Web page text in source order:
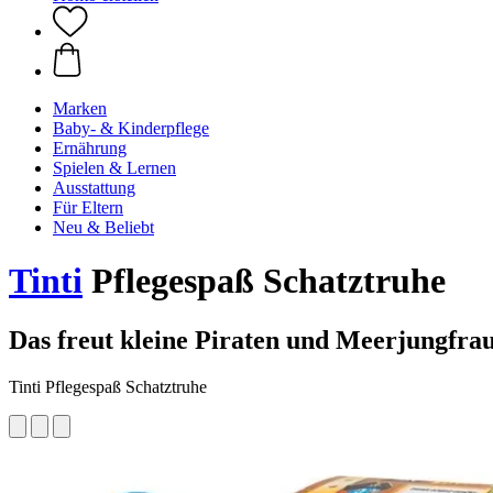
Marken
Baby- & Kinderpflege
Ernährung
Spielen & Lernen
Ausstattung
Für Eltern
Neu & Beliebt
Tinti Pflegespaß Schatztruhe
Das freut kleine Piraten und
Tinti Pflegespaß Schatztruhe